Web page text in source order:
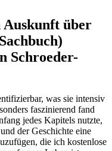
Auskunft über
Schroeder-
was sie intensiv
faszinierend fand
jedes Kapitels nutzte,
der Geschichte eine
die ich kostenlose